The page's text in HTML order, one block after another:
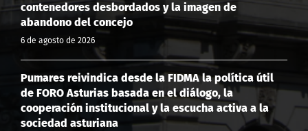
contenedores desbordados y la imagen de
abandono del concejo
6 de agosto de 2026
Pumares reivindica desde la FIDMA la política útil
de FORO Asturias basada en el diálogo, la
cooperación institucional y la escucha activa a la
sociedad asturiana